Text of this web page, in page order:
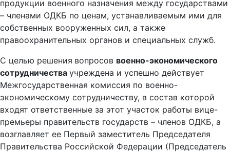
продукции военного назначения между государствами
– членами ОДКБ по ценам, устанавливаемым ими для
собственных вооруженных сил, а также
правоохранительных органов и специальных служб.
С целью решения вопросов военно-экономического
сотрудничества учреждена и успешно действует
Межгосударственная комиссия по военно-
экономическому сотрудничеству, в состав которой
входят ответственные за этот участок работы вице-
премьеры правительств государств – членов ОДКБ, а
возглавляет ее Первый заместитель Председателя
Правительства Российской Федерации (Председатель